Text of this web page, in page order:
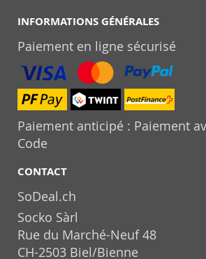
INFORMATIONS GÉNÉRALES
Paiement en ligne sécurisé
Paiement anticipé : Paiement
Code
CONTACT
SoDeal.ch
Socko Sàrl
Rue du Marché-Neuf 48
CH-2503 Biel/Bienne